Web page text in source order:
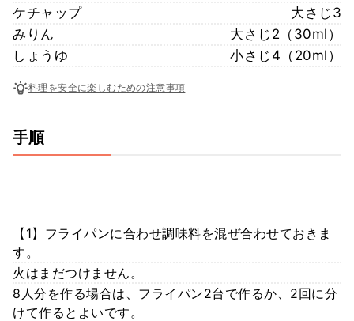
ケチャップ
大さじ3
みりん
大さじ2（30ml）
しょうゆ
小さじ4（20ml）
料理を安全に楽しむための注意事項
手順
【1】フライパンに合わせ調味料を混ぜ合わせておきま
す。
火はまだつけません。
8人分を作る場合は、フライパン2台で作るか、2回に分
けて作るとよいです。